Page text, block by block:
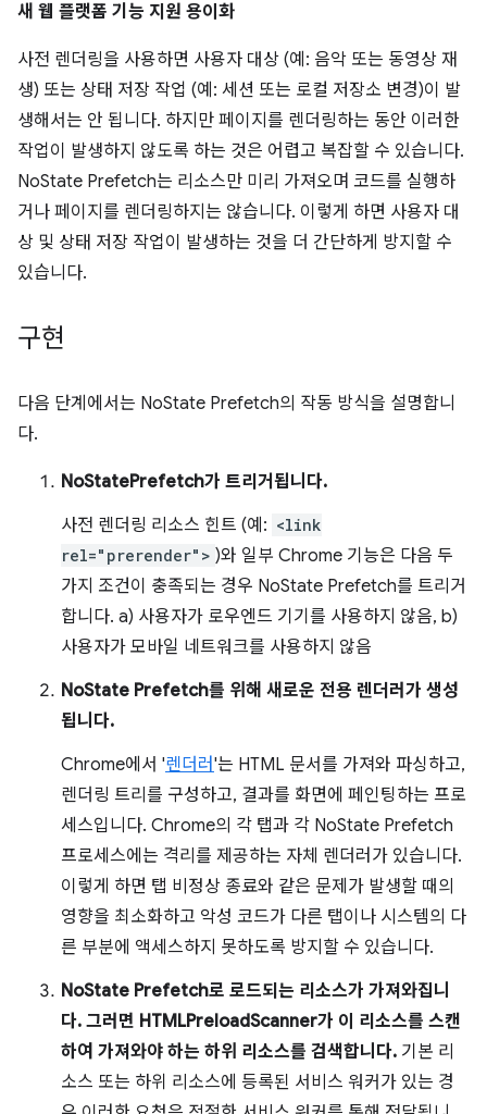
새 웹 플랫폼 기능 지원 용이화
사전 렌더링을 사용하면 사용자 대상 (예: 음악 또는 동영상 재
생) 또는 상태 저장 작업 (예: 세션 또는 로컬 저장소 변경)이 발
생해서는 안 됩니다. 하지만 페이지를 렌더링하는 동안 이러한
작업이 발생하지 않도록 하는 것은 어렵고 복잡할 수 있습니다.
NoState Prefetch는 리소스만 미리 가져오며 코드를 실행하
거나 페이지를 렌더링하지는 않습니다. 이렇게 하면 사용자 대
상 및 상태 저장 작업이 발생하는 것을 더 간단하게 방지할 수
있습니다.
구현
다음 단계에서는 NoState Prefetch의 작동 방식을 설명합니
다.
NoStatePrefetch가 트리거됩니다.
사전 렌더링 리소스 힌트 (예: <link
rel="prerender"> )와 일부 Chrome 기능은 다음 두
가지 조건이 충족되는 경우 NoState Prefetch를 트리거
합니다. a) 사용자가 로우엔드 기기를 사용하지 않음, b)
사용자가 모바일 네트워크를 사용하지 않음
NoState Prefetch를 위해 새로운 전용 렌더러가 생성
됩니다.
Chrome에서 '렌더러 '는 HTML 문서를 가져와 파싱하고,
렌더링 트리를 구성하고, 결과를 화면에 페인팅하는 프로
세스입니다. Chrome의 각 탭과 각 NoState Prefetch
프로세스에는 격리를 제공하는 자체 렌더러가 있습니다.
이렇게 하면 탭 비정상 종료와 같은 문제가 발생할 때의
영향을 최소화하고 악성 코드가 다른 탭이나 시스템의 다
른 부분에 액세스하지 못하도록 방지할 수 있습니다.
NoState Prefetch로 로드되는 리소스가 가져와집니
다. 그러면 HTMLPreloadScanner가 이 리소스를 스캔
하여 가져와야 하는 하위 리소스를 검색합니다. 기본 리
소스 또는 하위 리소스에 등록된 서비스 워커가 있는 경